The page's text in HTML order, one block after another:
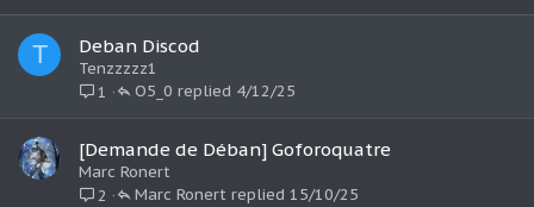
T Deban Discod
Tenzzzzz1
1
4/12/25
O5_0
[Demande de Déban] Goforoquatre
Marc Ronert
2
15/10/25
Marc Ronert